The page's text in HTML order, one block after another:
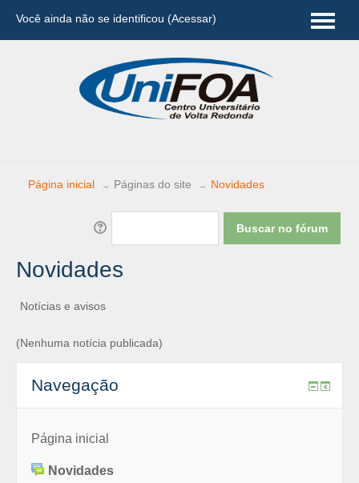
Você ainda não se identificou (Acessar)
Página inicial → Páginas do site → Novidades
Novidades
Notícias e avisos
(Nenhuma notícia publicada)
Navegação
Página inicial
Novidades